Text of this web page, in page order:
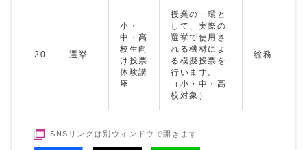
20 選挙
小・
中・高
校生向
け投票
体験講
座
授業の一環と
して、実際の
選挙で使用さ
れる機材によ
る模擬投票を
行います。
（小・中・高
校対象）
総務
SNSリンクは別ウィンドウで開きます